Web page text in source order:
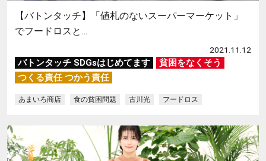
【バトンタッチ】「値札のないスーパーマーケット」
でフードロスと…
2021.11.12
バトンタッチ SDGsはじめてます
貧困をなくそう
つくる責任 つかう責任
あまいろ商店 食の貧困問題 古川光 フードロス